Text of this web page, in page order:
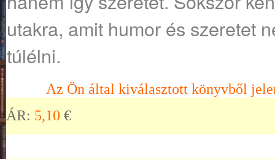
utakra, amit humor és szeretet
túlélni.
Az Ön által kiválasztott könyvből
ÁR: 5,10 €